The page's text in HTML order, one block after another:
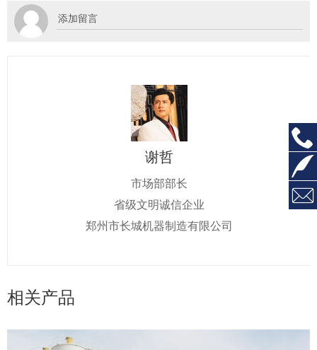
谢哲
市场部部长
省级文明诚信企业
郑州市长城机器制造有限公司
相关产品